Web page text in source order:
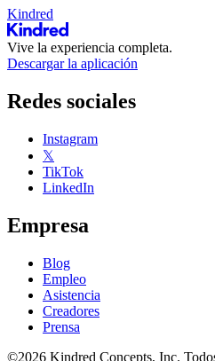
Kindred
Vive la experiencia completa.
Descargar la aplicación
Redes sociales
Instagram
𝕏
TikTok
LinkedIn
Empresa
Blog
Empleo
Asistencia
Creadores
Prensa
©2026 Kindred Concepts, Inc.